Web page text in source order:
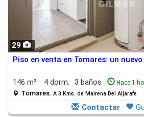
29
Piso en venta en Tomares: un
146 m² 4 dorm. 3 baños Hace 1
Tomares. A 3 Kms. de Mairena Del Aljarafe
Contactar